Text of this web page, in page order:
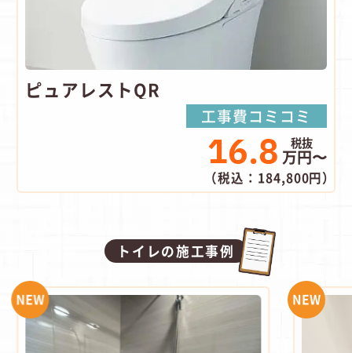
ピュアレストQR
工事費コミコミ
16.8 万円〜
（税込：184,800円）
トイレの施工事例
NEW NEW